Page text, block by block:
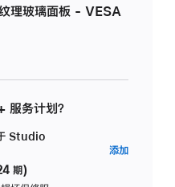
玻璃面板 - VESA
务计划？
Studio
期)
添加